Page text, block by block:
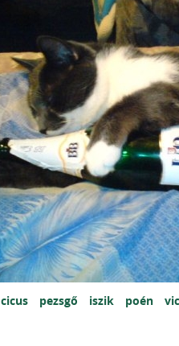
cicus pezsgő iszik poén